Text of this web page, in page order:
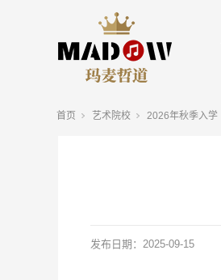
首页 艺术院校 2026年秋季入学
发布日期： 2025-09-15